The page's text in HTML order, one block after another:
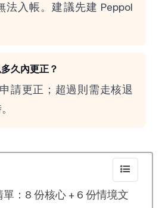
法入帳。建議先建 Peppol
久內更正？
請更正；超過則需走核退
：8 份核心 + 6 份情境文